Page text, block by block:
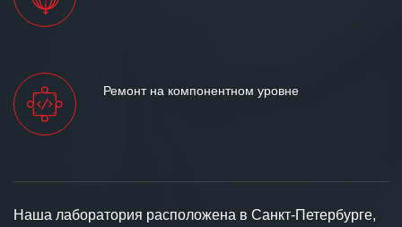
Ремонт на компонентном уровне
Наша лаборатория расположена в Санкт-Петербурге,